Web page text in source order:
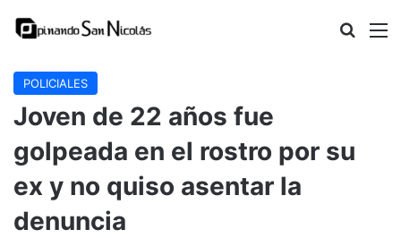
Buscar
POLICIALES
Joven de 22 años fue
golpeada en el rostro por su
ex y no quiso asentar la
denuncia